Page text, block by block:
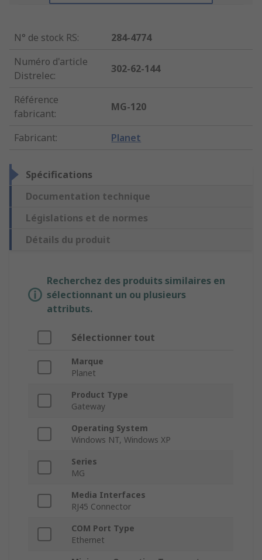
N° de stock RS:
284-4774
Numéro d'article
Distrelec:
302-62-144
Référence
fabricant:
MG-120
Fabricant: Planet
Spécifications
Documentation technique
Législations et de normes
Détails du produit
Recherchez des produits similaires en
sélectionnant un ou plusieurs
attributs.
Sélectionner tout
Marque
Planet
Product Type
Gateway
Operating System
Windows NT, Windows XP
Series
MG
Media Interfaces
RJ45 Connector
COM Port Type
Ethernet